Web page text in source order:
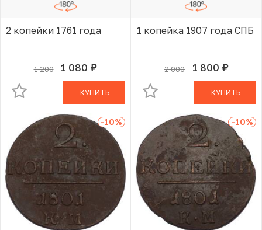
2 копейки 1761 года
1 200 1 080 руб.
В КОРЗИНЕ
КУПИТЬ
1 копейка 1907 года СПБ
2 000 1 800 руб.
В КОРЗИНЕ
КУПИТЬ
-10% -10%